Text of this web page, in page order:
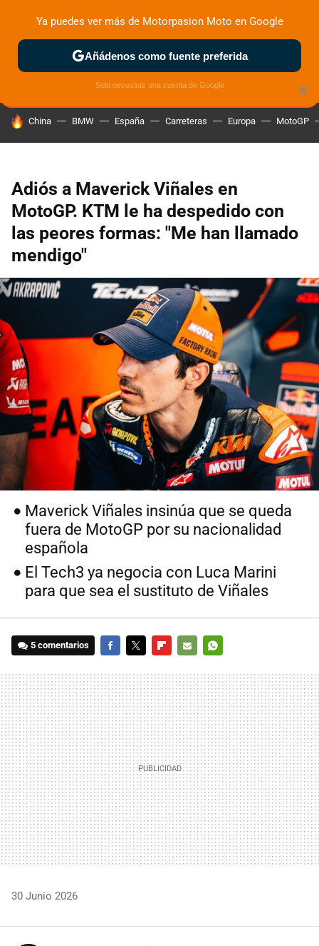
ZONA DE PRUEBAS DEPORTIVAS MOTOS ELÉCTRICAS
HOY SE HABLA DE
China BMW España Carreteras Europa MotoGP
Adiós a Maverick Viñales en
MotoGP. KTM le ha despedido con
las peores formas: "Me han llamado
mendigo"
Maverick Viñales insinúa que se queda
fuera de MotoGP por su nacionalidad
española
El Tech3 ya negocia con Luca Marini
para que sea el sustituto de Viñales
5 comentarios
MAIL
30 Junio 2026
×
Ya puedes ver más de Motorpasion Moto en Google
Añádenos como fuente preferida
Solo necesitas una cuenta de Google